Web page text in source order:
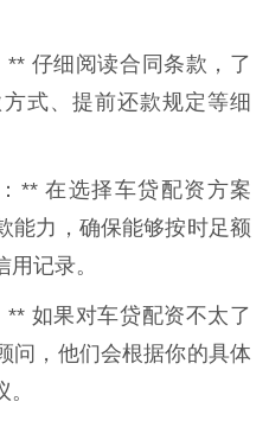
仔细阅读合同条款，了
式、提前还款规定等细
** 在选择车贷配资方案
能力，确保能够按时足额
记录。
如果对车贷配资不太了
问，他们会根据你的具体